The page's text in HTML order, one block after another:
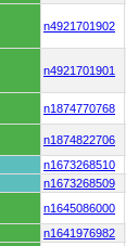
n4921701902
n4921701901
n1874770768
n1874822706
n1673268510
n1673268509
n1645086000
n1641976982